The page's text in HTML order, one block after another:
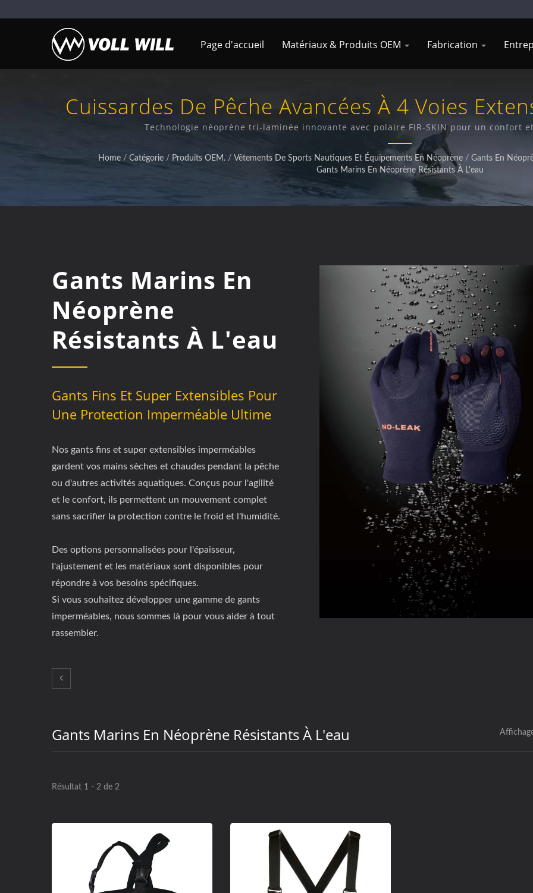
Page d'accueil Matériaux & Produits OEM Fabrication
Cuissardes De Pêche Avancées À 4 Voies
Technologie néoprène tri-laminée innovante avec polaire FIR-SKIN pour un confort
Home / Catégorie / Produits OEM. / Vêtements De Sports Nautiques Et Équipements En Néoprène / Gants En
Gants Marins En Néoprène Résistants À L'eau
Gants Marins En
Néoprène
Résistants À L'eau
Gants Fins Et Super Extensibles Pour
Une Protection Imperméable Ultime
Nos gants fins et super extensibles imperméables
gardent vos mains sèches et chaudes pendant la pêche
ou d'autres activités aquatiques. Conçus pour l'agilité
et le confort, ils permettent un mouvement complet
sans sacrifier la protection contre le froid et l'humidité.
Des options personnalisées pour l'épaisseur,
l'ajustement et les matériaux sont disponibles pour
répondre à vos besoins spécifiques.
Si vous souhaitez développer une gamme de gants
imperméables, nous sommes là pour vous aider à tout
rassembler.
Gants Marins En Néoprène Résistants À L'eau
Résultat 1 - 2 de 2
Cuissard De Puissance INJECTION VAPP